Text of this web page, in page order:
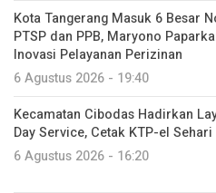
Kota Tangerang Masuk 6 Besar
PTSP dan PPB, Maryono
Inovasi Pelayanan Perizinan
6 Agustus 2026 - 19:40
Kecamatan Cibodas Hadirkan
Day Service, Cetak KTP-el
6 Agustus 2026 - 16:20